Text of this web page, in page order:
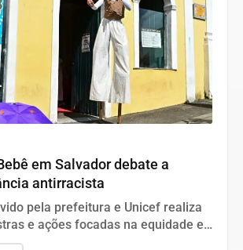
em Salvador debate a
antirracista
pela prefeitura e Unicef realiza
e ações focadas na equidade e
de até seis anos.